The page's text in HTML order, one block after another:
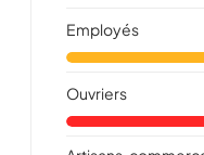
Employés
Ouvriers